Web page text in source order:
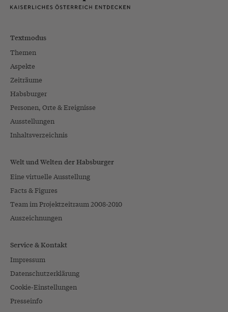
Textmodus
Themen
Aspekte
Zeiträume
Habsburger
Personen, Orte & Ereignisse
Ausstellungen
Inhaltsverzeichnis
Welt und Welten der Habsburger
Eine virtuelle Ausstellung
Facts & Figures
Team im Projektzeitraum 2008-2010
Auszeichnungen
Service & Kontakt
Impressum
Datenschutzerklärung
Cookie-Einstellungen
Presseinfo